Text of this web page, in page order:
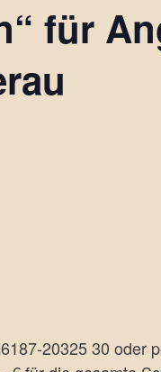
für
20325 30 oder